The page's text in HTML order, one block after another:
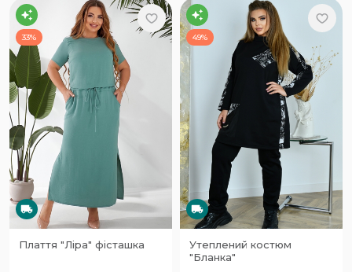
33%
Плаття "Ліра" фісташка
49%
Утеплений костюм
"Бланка"